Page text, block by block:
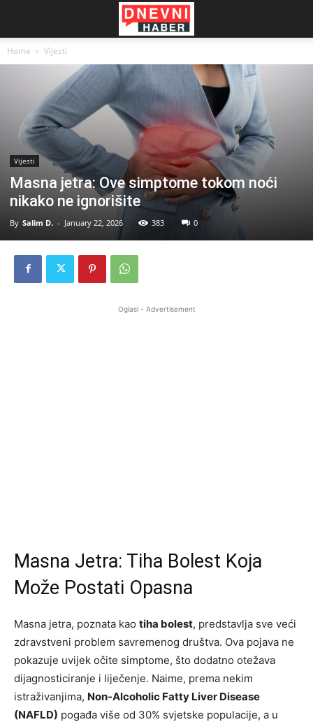
Home Vijesti
Vijesti
Masna jetra: Ove simptome tokom noći
nikako ne ignorišite
By Salim D. - January 22, 2026 383 0
Oglasi - Advertisement
Masna Jetra: Tiha Bolest Koja
Može Postati Opasna
Masna jetra, poznata kao tiha bolest, predstavlja sve veći
zdravstveni problem savremenog društva. Ova pojava ne
pokazuje uvijek očite simptome, što dodatno otežava
dijagnosticiranje i liječenje. Naime, prema nekim
istraživanjima, Non-Alcoholic Fatty Liver Disease
(NAFLD) pogađa više od 30% svjetske populacije, a u